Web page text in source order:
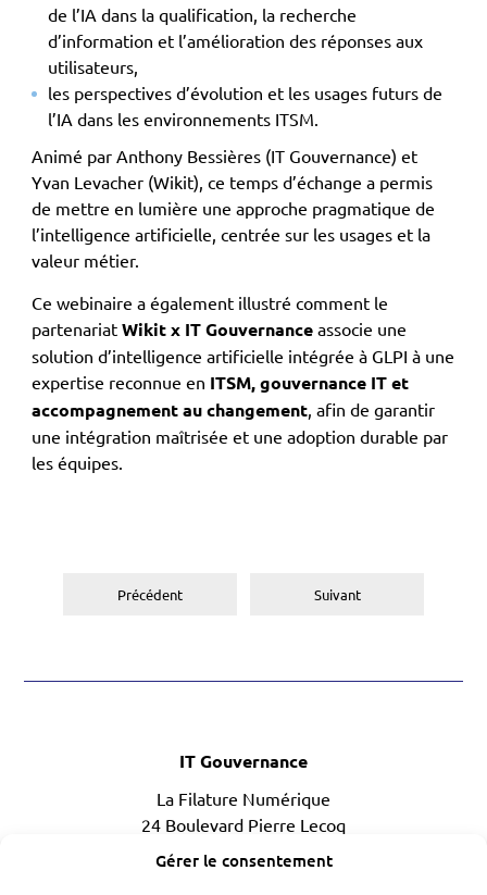
Gérer le consentement
de l’IA dans la qualification, la recherche
d’information et l’amélioration des réponses aux
utilisateurs,
les perspectives d’évolution et les usages futurs de
l’IA dans les environnements ITSM.
Animé par Anthony Bessières (IT Gouvernance) et
Yvan Levacher (Wikit), ce temps d’échange a permis
de mettre en lumière une approche pragmatique de
l’intelligence artificielle, centrée sur les usages et la
valeur métier.
Ce webinaire a également illustré comment le
partenariatWikit x IT Gouvernance associe une
solution d’intelligence artificielle intégrée à GLPI à une
expertise reconnue en ITSM, gouvernance IT et
accompagnement au changement, afin de garantir
une intégration maîtrisée et une adoption durable par
les équipes.
Précédent Suivant
IT Gouvernance
La Filature Numérique
24 Boulevard Pierre Lecoq
49300 CHOLET